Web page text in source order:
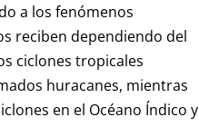
a los fenómenos
reciben dependiendo del
ciclones tropicales
huracanes, mientras
en el Océano Índico y